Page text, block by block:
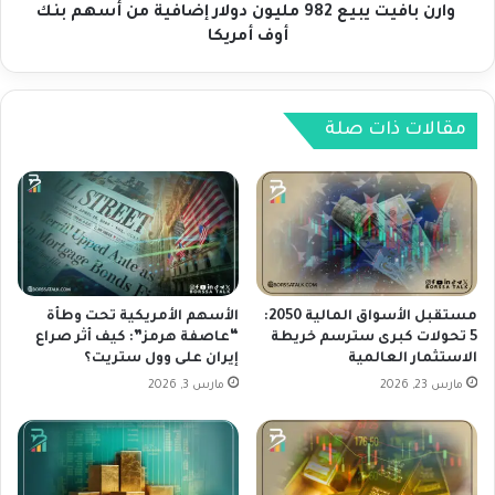
ر
ح
ن
ا
ل
أ
س
ا
8
2
ن
د
و
ل
ا
إ
وارن بافيت يبيع 982 مليون دولار إضافية من أسهم بنك
أوف أمريكا
مقالات ذات صلة
مستقبل الأسواق المالية 2050:
5 تحولات كبرى سترسم خريطة
الاستثمار العالمية
مارس 23, 2026
الأسهم الأمريكية تحت وطأة
“عاصفة هرمز”: كيف أثر صراع
إيران على وول ستريت؟
مارس 3, 2026